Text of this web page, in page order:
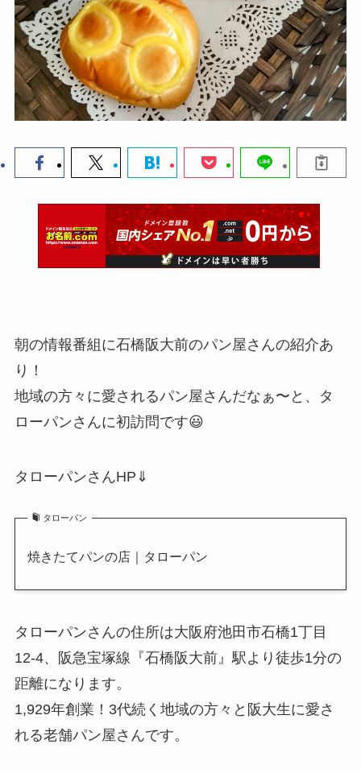
朝の情報番組に石橋阪大前のパン屋さんの紹介あ
り！
地域の方々に愛されるパン屋さんだなぁ〜と、タ
ローパンさんに初訪問です😃
タローパンさんHP⇓
タローパン
焼きたてパンの店｜タローパン
タローパンさんの住所は大阪府池田市石橋1丁目
12-4、阪急宝塚線『石橋阪大前』駅より徒歩1分の
距離になります。
1,929年創業！3代続く地域の方々と阪大生に愛さ
れる老舗パン屋さんです。